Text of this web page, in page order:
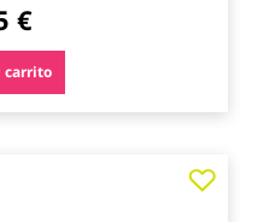
€
carrito